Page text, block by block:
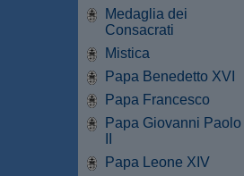
Medaglia dei
Consacrati
Mistica
Papa Benedetto XVI
Papa Francesco
Papa Giovanni Paolo
Papa Leone XIV